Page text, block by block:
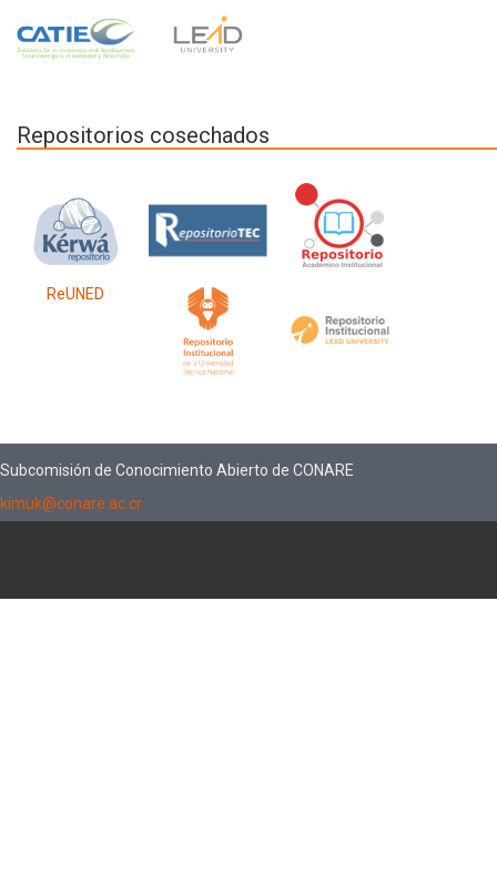
Repositorios cosechados
ReUNED
Subcomisión de Conocimiento Abierto de CONARE
kimuk@conare.ac.cr